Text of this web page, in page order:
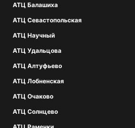
АТЦ Балашиха
АТЦ Севастопольская
АТЦ Научный
АТЦ Удальцова
АТЦ Алтуфьево
АТЦ Лобненская
АТЦ Очаково
АТЦ Солнцево